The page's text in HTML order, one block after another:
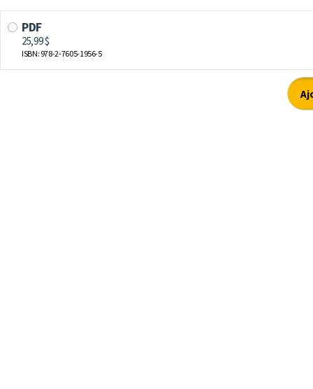
PDF
25,99 $
ISBN: 978-2-7605-1956-5